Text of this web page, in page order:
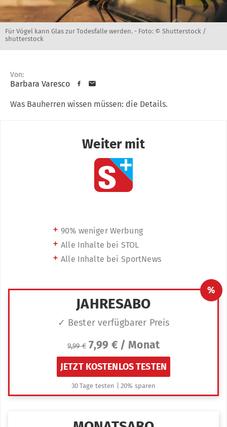
Für Vögel kann Glas zur Todesfalle werden. - Foto: © Shutterstock /
shutterstock
Von:
Barbara Varesco
Was Bauherren wissen müssen: die Details.